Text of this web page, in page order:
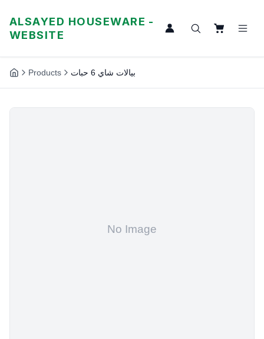
ALSAYED HOUSEWARE -
WEBSITE
Products بيالات شاي 6 حبات